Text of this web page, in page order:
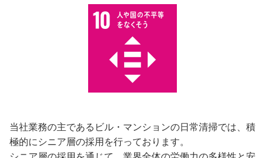
当社業務の主であるビル・マンションの日常清掃では、積
極的にシニア層の採用を行っております。